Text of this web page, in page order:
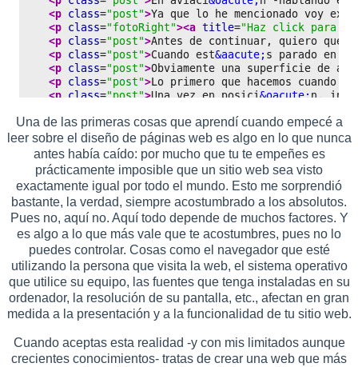
Una de las primeras cosas que aprendí cuando empecé a
leer sobre el diseño de páginas web es algo en lo que nunca
antes había caído: por mucho que tu te empeñes es
prácticamente imposible que un sitio web sea visto
exactamente igual por todo el mundo. Esto me sorprendió
bastante, la verdad, siempre acostumbrado a los absolutos.
Pues no, aquí no. Aquí todo depende de muchos factores. Y
es algo a lo que más vale que te acostumbres, pues no lo
puedes controlar. Cosas como el navegador que esté
utilizando la persona que visita la web, el sistema operativo
que utilice su equipo, las fuentes que tenga instaladas en su
ordenador, la resolución de su pantalla, etc., afectan en gran
medida a la presentación y a la funcionalidad de tu sitio web.
Cuando aceptas esta realidad -y con mis limitados aunque
crecientes conocimientos- tratas de crear una web que más